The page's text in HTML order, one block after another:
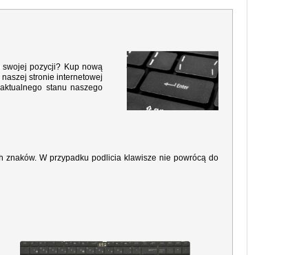
swojej pozycji? Kup nową
stronie internetowej
stanu naszego
W przypadku podlicia klawisze nie powrócą do